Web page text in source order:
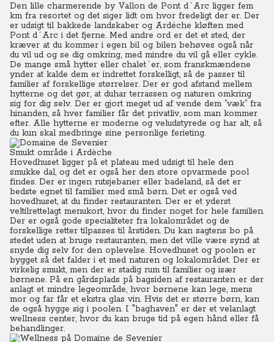
Den lille charmerende by Vallon de Pont d´Arc ligger fem
km fra resortet og det siger lidt om hvor fredeligt der er. Der
er udsigt til bakkede landskaber og Ardéche kløften med
Pont d´Arc i det fjerne. Med andre ord er det et sted, der
kræver at du kommer i egen bil og bilen behøves også når
du vil ud og se dig omkring, med mindre du vil gå eller cykle.
De mange små hytter eller chalet´er, som franskmændene
ynder at kalde dem er indrettet forskelligt, så de passer til
familier af forskellige størrelser. Der er god afstand mellem
hytterne og det gør, at duhar terrassen og naturen omkring
sig for dig selv. Der er gjort meget ud af vende dem ”væk” fra
hinanden, så hver familier får det privatliv, som man kommer
efter. Alle hytterne er moderne og veludstyrede og har alt, så
du kun skal medbringe sine personlige ferieting.
Smukt område i Ardèche
Hovedhuset ligger på et plateau med udsigt til hele den
smukke dal, og det er også her den store opvarmede pool
findes. Der er ingen rutsjebaner eller badeland, så det er
bedste egnet til familier med små børn. Det er også ved
hovedhuset, at du finder restauranten. Der er et yderst
veltilrettelagt menukort, hvor du finder noget for hele familien.
Der er også gode specialiteter fra lokalområdet og de
forskellige retter tilpasses til årstiden. Du kan sagtens bo på
stedet uden at bruge restauranten, men det ville være synd at
snyde dig selv for den oplevelse. Hovedhuset og poolen er
bygget så det falder i et med naturen og lokalområdet. Der er
virkelig smukt, men der er stadig rum til familier og især
børnene. På en gårdsplads på bagsiden af restauranten er der
anlagt et mindre legeområde, hvor børnene kan lege, mens
mor og far får et ekstra glas vin. Hvis det er større børn, kan
de også hygge sig i poolen. I "baghaven" er der et velanlagt
wellness center, hvor du kan bruge tid på egen hånd eller få
behandlinger.